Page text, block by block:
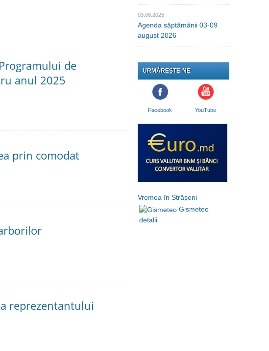
de
anul 2025
prin comodat
reprezentantului
03.08.2026
Agenda săptămânii 03-09
august 2026
URMĂREȘTE-NE
Facebook YouTube
Vremea în Strășeni
Gismeteo
detalii